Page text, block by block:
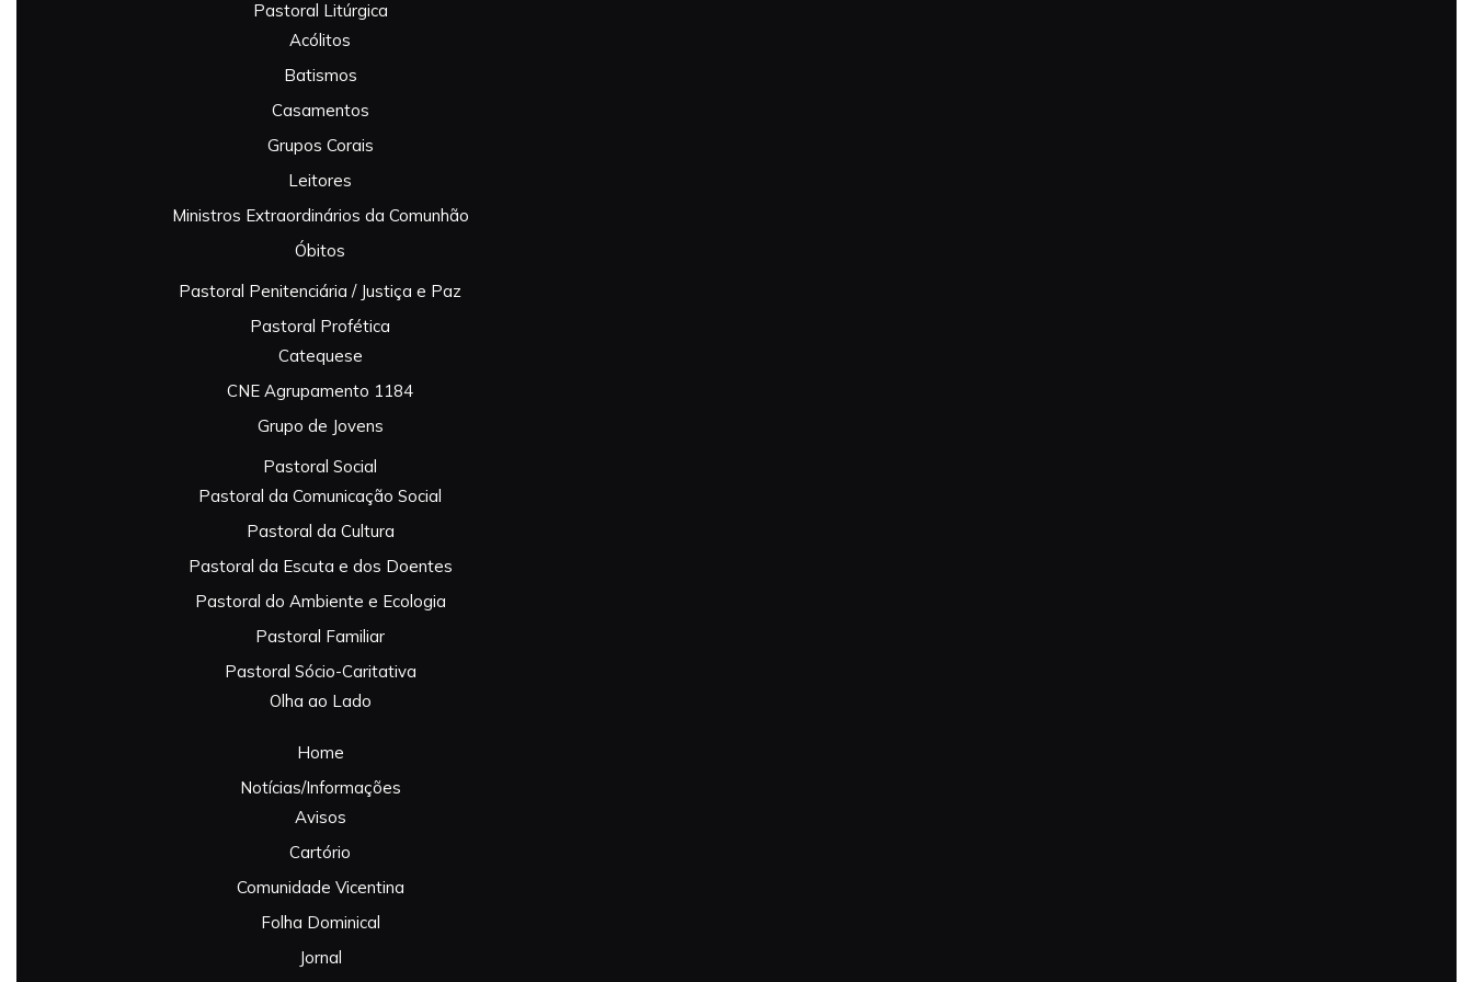
Pastoral Litúrgica
Acólitos
Batismos
Casamentos
Grupos Corais
Leitores
Ministros Extraordinários da Comunhão
Óbitos
Pastoral Penitenciária / Justiça e Paz
Pastoral Profética
Catequese
CNE Agrupamento 1184
Grupo de Jovens
Pastoral Social
Pastoral da Comunicação Social
Pastoral da Cultura
Pastoral da Escuta e dos Doentes
Pastoral do Ambiente e Ecologia
Pastoral Familiar
Pastoral Sócio-Caritativa
Olha ao Lado
Home
Notícias/Informações
Avisos
Cartório
Comunidade Vicentina
Folha Dominical
Jornal